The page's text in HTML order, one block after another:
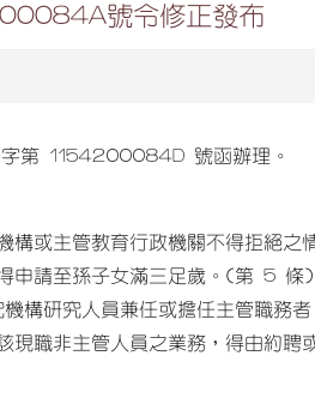
號令修正發布
第 1154200084D 號函辦理。
或主管教育行政機關不得拒絕
請至孫子女滿三足歲。(第 5 條)
研究人員兼任或擔任主管職務者
現職非主管人員之業務，得由約